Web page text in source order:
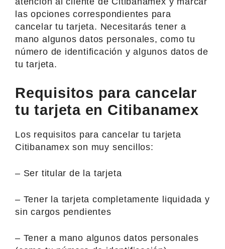
las opciones correspondientes para
cancelar tu tarjeta. Necesitarás tener a
mano algunos datos personales, como tu
número de identificación y algunos datos de
tu tarjeta.
Requisitos para cancelar
tu tarjeta en Citibanamex
Los requisitos para cancelar tu tarjeta
Citibanamex son muy sencillos:
– Ser titular de la tarjeta
– Tener la tarjeta completamente liquidada y
sin cargos pendientes
– Tener a mano algunos datos personales